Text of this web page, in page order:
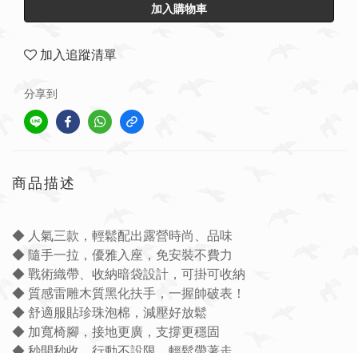
加入購物車
加入追蹤清單
分享到
商品描述
◆ 人氣三款，輕鬆配出露營時尚、品味
◆ 隨手一拉，優雅入座，免安裝不費力
◆ 戰術織帶、收納暗袋設計，可掛可收納
◆ 質感雷雕木質黑化扶手，一握帥破表！
◆ 舒適服貼珍珠泡棉，減壓好放鬆
◆ 加寬椅腳，接地更廣，支撐更穩固